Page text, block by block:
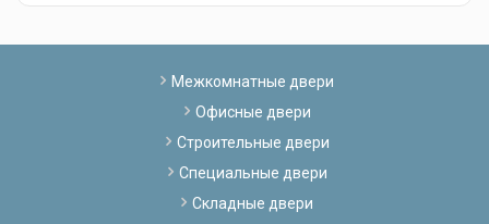
Межкомнатные двери
Офисные двери
Строительные двери
Специальные двери
Складные двери